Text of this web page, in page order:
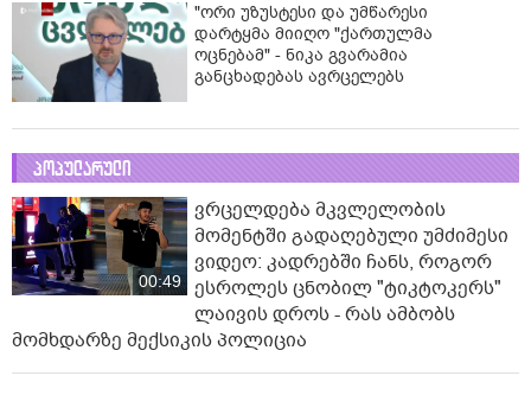
"ორი უზუსტესი და უმწარესი
დარტყმა მიიღო "ქართულმა
ოცნებამ" - ნიკა გვარამია
განცხადებას ავრცელებს
პოპულარული
00:49
ვრცელდება მკვლელობის
მომენტში გადაღებული უმძიმესი
ვიდეო: კადრებში ჩანს, როგორ
ესროლეს ცნობილ "ტიკტოკერს"
ლაივის დროს - რას ამბობს
მომხდარზე მექსიკის პოლიცია